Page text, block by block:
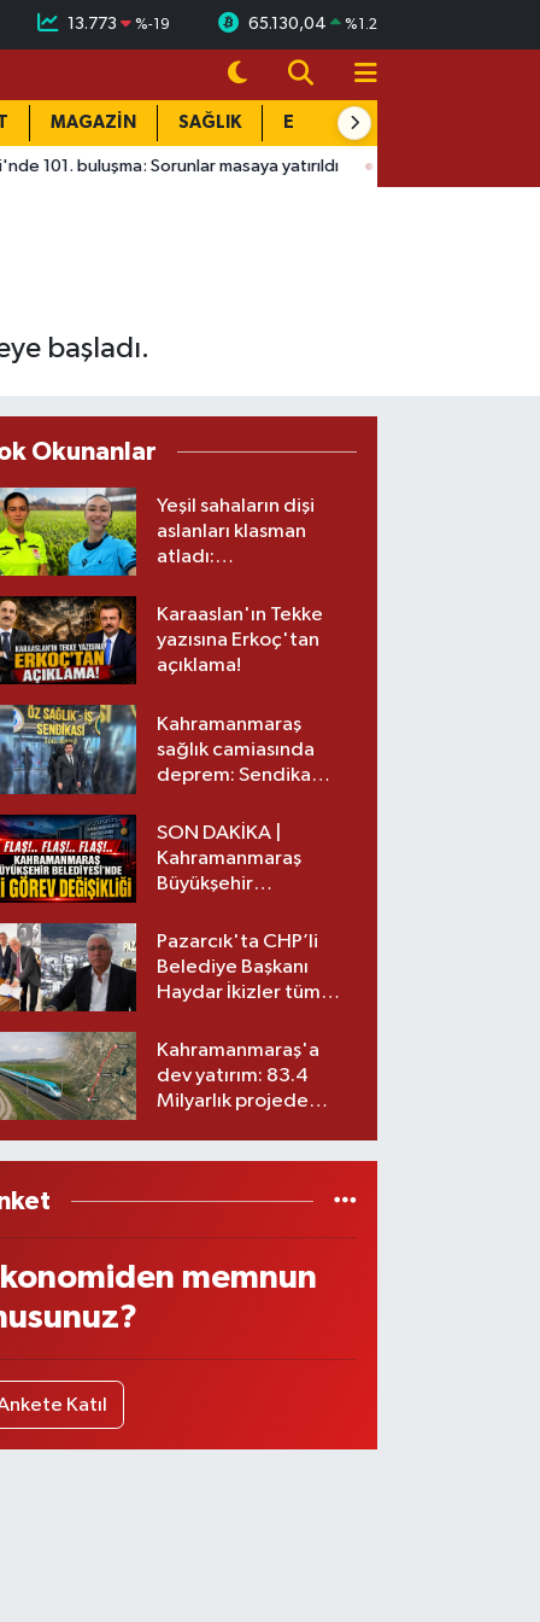
13.773 %-19 65.130,04 %1.2
MAGAZİN SAĞLIK EĞİTİM
Sorunlar masaya yatırıldı 15:41 Ağustos Fuarı'nda
başladı.
Okunanlar
Yeşil sahaların dişi
aslanları klasman
atladı:
üst lige iki transfer!
Karaaslan'ın Tekke
yazısına Erkoç'tan
açıklama!
Kahramanmaraş
sağlık camiasında
deprem: Sendika
SON DAKİKA |
Kahramanmaraş
Büyükşehir
görev değişikliği!
Pazarcık'ta CHP’li
Belediye Başkanı
Haydar İkizler tüm
yeni partisi
Kahramanmaraş'a
dev yatırım: 83.4
Milyarlık projede
memnun
Katıl